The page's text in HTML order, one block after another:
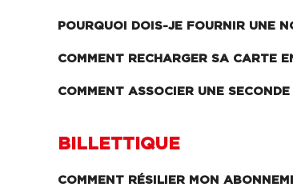
POURQUOI DOIS-JE FOURNIR UNE
COMMENT RECHARGER SA CARTE
COMMENT ASSOCIER UNE
BILLETTIQUE
COMMENT RÉSILIER MON